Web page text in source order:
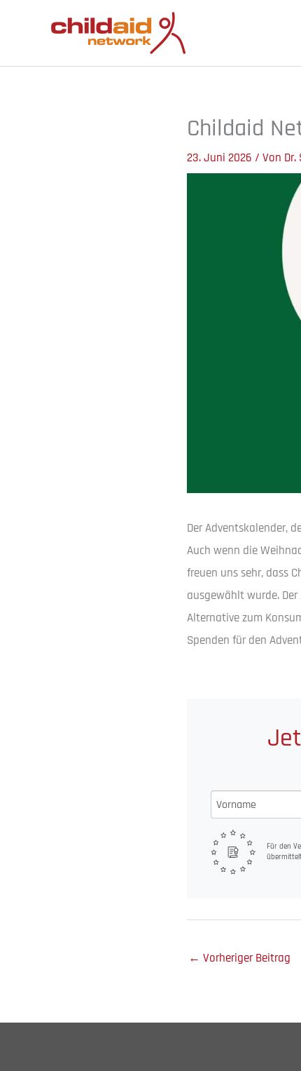
Childaid
23. Juni 2026 / Von
Der Adventskalender,
Auch wenn die
freuen uns sehr, dass
ausgewählt wurde.
Alternative zum
Spenden für den
Für den
← Vorheriger Beitrag